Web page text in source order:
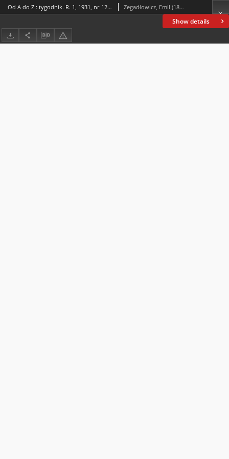
Show details
Od A do Z : tygodnik. R. 1, 1931, nr 12 (12 VII) Zegadłowicz, Emil (1888-1941)